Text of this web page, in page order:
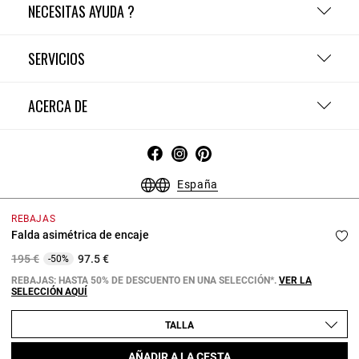
REBAJAS
Falda asimétrica de encaje
Price reduced from
195 €to-50% 97.5 €
REBAJAS: HASTA 50% DE DESCUENTO EN UNA SELECCIÓN*. VER LA
SELECCIÓN AQUÍ
TALLA
AÑADIR A LA CESTA
NECESITAS AYUDA ?
SERVICIOS
ACERCA DE
España
Condiciones Generales - Guía de compras
Política de Confidencialidad
Configurar las cookies
Copyright © 2026 Claudie Pierlot. Todos los derechos reservados.